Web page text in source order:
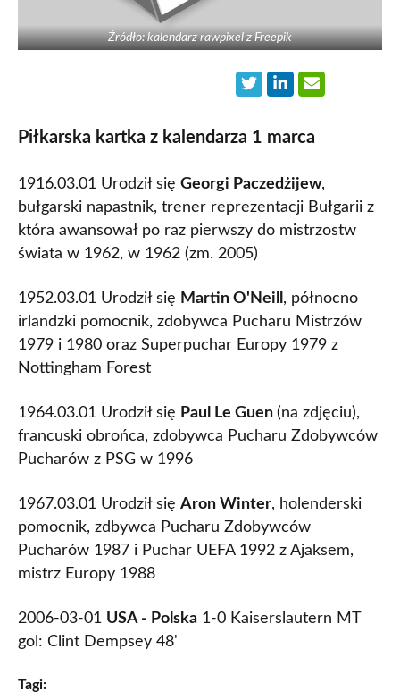
Źródło: kalendarz rawpixel z Freepik
Piłkarska kartka z kalendarza 1 marca
1916.03.01 Urodził się Georgi Paczedżijew,
bułgarski napastnik, trener reprezentacji Bułgarii z
która awansował po raz pierwszy do mistrzostw
świata w 1962, w 1962 (zm. 2005)
1952.03.01 Urodził się Martin O'Neill , północno
irlandzki pomocnik, zdobywca Pucharu Mistrzów
1979 i 1980 oraz Superpuchar Europy 1979 z
Nottingham Forest
1964.03.01 Urodził się Paul Le Guen (na zdjęciu),
francuski obrońca, zdobywca Pucharu Zdobywców
Pucharów z PSG w 1996
1967.03.01 Urodził się Aron Winter, holenderski
pomocnik, zdbywca Pucharu Zdobywców
Pucharów 1987 i Puchar UEFA 1992 z Ajaksem,
mistrz Europy 1988
2006-03-01 USA - Polska 1-0 Kaiserslautern MT
gol: Clint Dempsey 48'
Tagi: